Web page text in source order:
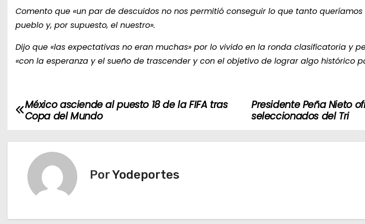
Comento que «un par de descuidos no nos permitió conseguir lo que tanto
pueblo y, por supuesto, el nuestro».
Dijo que «las expectativas no eran muchas» por lo vivido en la ronda clasificatoria y
«con la esperanza y el sueño de trascender y con el objetivo de lograr algo histórico
N
Presidente Peña Nieto
seleccionados del Tri
México asciende al puesto 18 de la FIFA tras
Copa del Mundo
PorYodeportes